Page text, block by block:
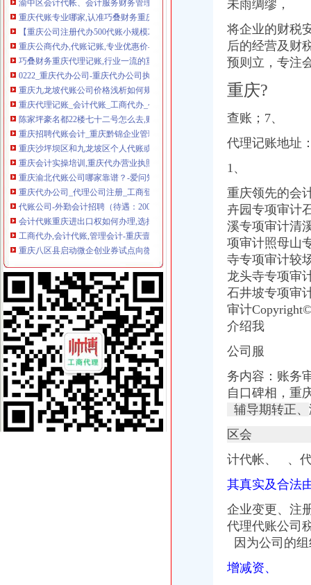
【重庆公司注册代办500代账小规模200】价格_厂家_型号_图片-众网
重庆公商代办,代账记账,专业优惠价-重庆社区
巧叠财务重庆代理记账,行业一流的重庆代帐公司【今日推荐网】
0222_重庆代办公司-重庆代办公司执照-重庆公司执照代办_重庆齐齐会
重庆九龙坡代账公司价格浅析如何规避幼儿园财务风险-商务服务-绍兴
重庆代理记账_会计代账_工商代办_公司注册_代办营业执照–重庆鹏鑫
陈家坪豪名都22楼七十二号怎么去,财考代账公司的-重庆-大众点评网
重庆招聘代账会计_重庆黔锦企业管理咨询有限公司招聘-汇博网
重庆沙坪坝区和九龙坡区个人代账或公司代账,求推荐？_突袭网
重庆会计实操培训,重庆代办营业执照,重庆会计代账,重庆君尚财
重庆渝北代账公司哪家靠谱？-爱问知识人
重庆代办公司_代理公司注册_工商登记_分公司_个体工商_代账报税_
代账公司-外勤会计招聘（待遇：2001-2999(RMB/月)以上）_沙坪坝重
会计代账重庆进出口权如何办理,选择巧叠财务_重庆巧叠财务咨询有
工商代办,会计代账,管理会计-重庆壹加壹财务咨询有限公司
重庆八区县启动微企创业券试点向微企免费提供代账、会展等服务-
重庆市征集代账机构名额向微企倾斜-法律频道-华龙网
重庆市重庆市代账会计招聘_重庆喜世达木制品有限公司招聘信息_联英
重庆同信财务代帐有限公司2017新招聘信息_电话_地址-58企业名录
重庆注册公司|重庆代理记账|代账选重庆新月会计|中小企业财税专家
重庆专业代账|代账会计|财税代理|财税外包|工商代办|代办营业执照公司
【重庆-渝北区主办代账会计_主办代账会计招聘_重庆公瑾企业管理咨
重庆工商代办,代账记账,专业,优惠,快捷-重庆社区
重庆市瑞兴财务代账有限公司大渡口分公司-主页
会计代账-重庆政全工商咨询有限公司
会计代账-重庆政全工商咨询有限公司
杭州及重庆代账同行莅临龙达财税代账中心考察-东莞市龙达信息科技
重庆市汇成财务代账有限公司-茶竹人才网
重庆代办公司注册,重庆工商代办,重庆工商注册,重庆财务代账
重庆锦都财务公司_重庆工商注册_财务代账_资质代办_商标注册
代办重庆工商执照-代理重庆工商执照-代办工商执照_重庆齐齐会计代
代账服务-重庆税收优惠政策-重庆市黔江区正工业园官网30%-50%
重庆六成以上中小微企选择代账服务业内人士呼吁进一步规范市场_测
重庆符合条件微企找人代账可免费两年_资讯频道_中国会计视野网_为
重庆会计代账,价比高的出口退税可选代理记账_商城_重庆巧叠财务
未雨绸缪，
将企业的财税
后的经营及财
预则立，专注
重庆?
查账；7、
代理记账地址
1、
重庆领先的会
卉园专项审计
溪专项审计清
项审计照母山
寺专项审计较
龙头寺专项审
石井坡专项审
审计
介绍我
公司服
务内容：账务
自口碑相，重
辅导期转正、
区会
计代帐、 、
其真实及合法
企业变更、注
代理代账公司
因为公司的组
增减资、